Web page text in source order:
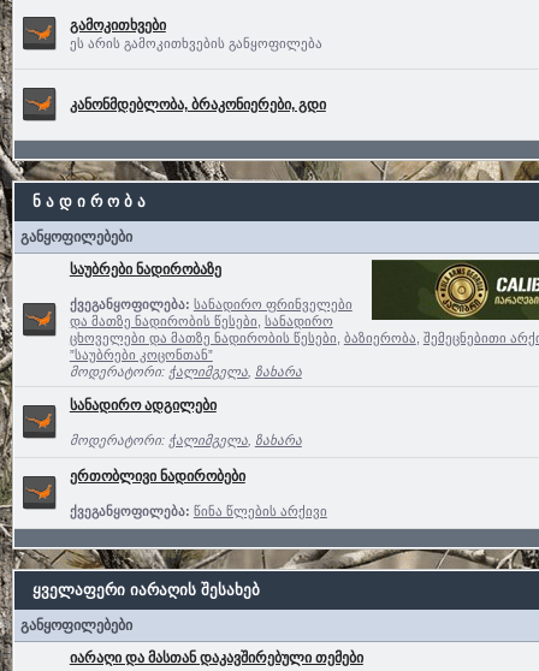
გამოკითხვები
ეს არის გამოკითხვების განყოფილება
კანონმდებლობა, ბრაკონიერები, გდი
ნ ა დ ი რ ო ბ ა
განყოფილებები
საუბრები ნადირობაზე
ქვეგანყოფილება: სანადირო ფრინველები
და მათზე ნადირობის წესები სანადირო
ცხოველები და მათზე ნადირობის წესები ბაზიერობა შემეცნებითი
”საუბრები კოცონთან”
მოდერატორი: ჭალიმგელა, ზახარა
სანადირო ადგილები
მოდერატორი: ჭალიმგელა, ზახარა
ერთობლივი ნადირობები
ქვეგანყოფილება: წინა წლების არქივი
ყველაფერი იარაღის შესახებ
განყოფილებები
იარაღი და მასთან დაკავშირებული თემები